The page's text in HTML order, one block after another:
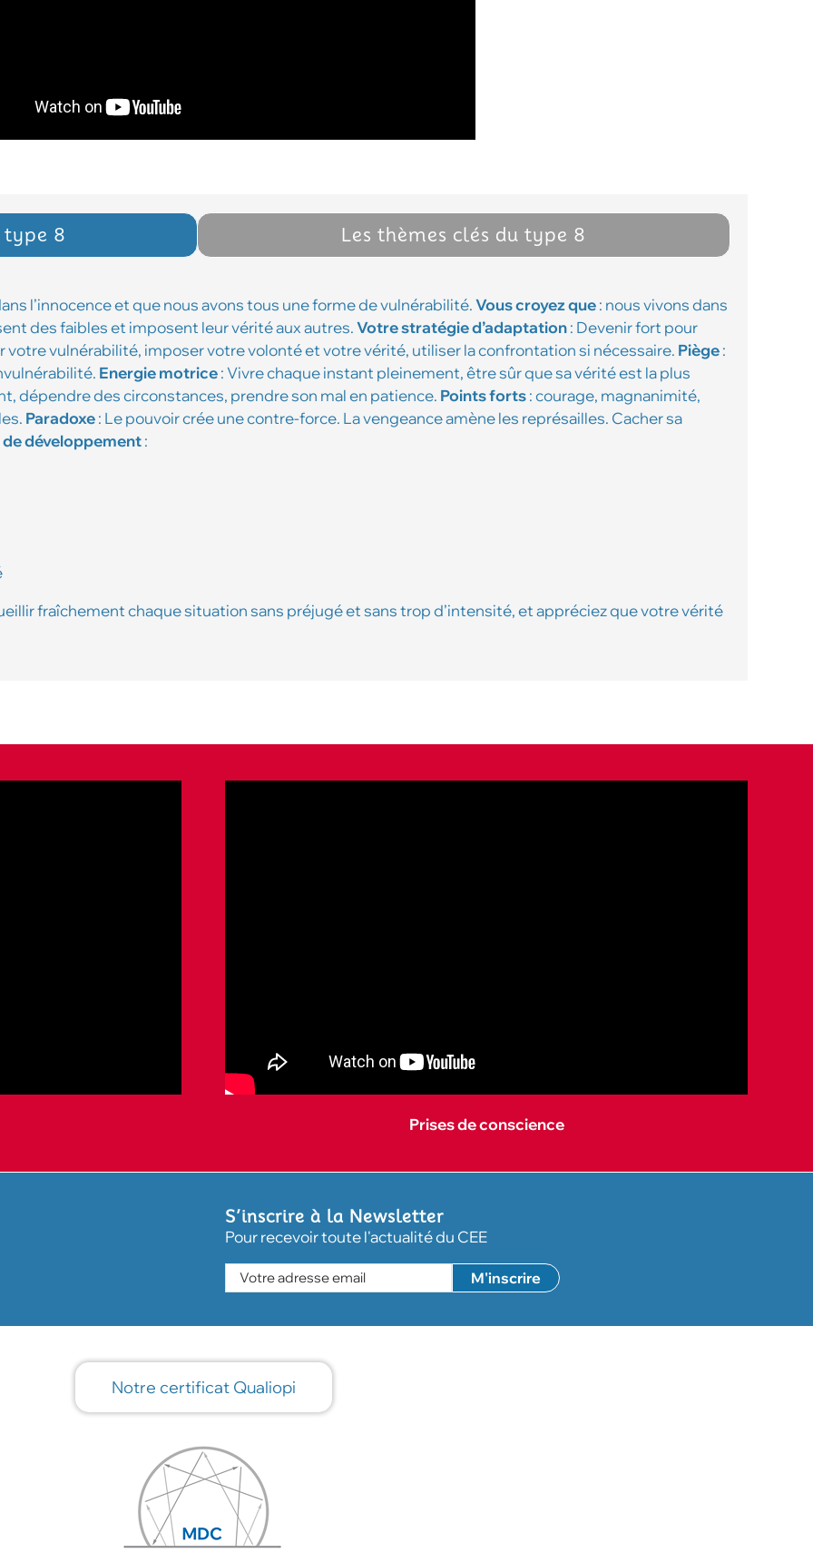
type 8 Les thèmes clés du type 8
l’innocence et que nous avons tous une forme de vulnérabilité.Vous croyez que: nous vivons dans
des faibles et imposent leur vérité aux autres.Votre stratégie d’adaptation: Devenir fort pour
votre vulnérabilité, imposer votre volonté et votre vérité, utiliser la confrontation si nécessaire. Piège:
Energie motrice: Vivre chaque instant pleinement, être sûr que sa vérité est la plus
dépendre des circonstances, prendre son mal en patience. Points forts: courage, magnanimité,
Paradoxe: Le pouvoir crée une contre-force. La vengeance amène les représailles. Cacher sa
de développement:
fraîchement chaque situation sans préjugé et sans trop d’intensité, et appréciez que votre vérité
Prises de conscience
S’inscrire à la Newsletter
Pour recevoir toute l'actualité du CEE
Notre certificat Qualiopi